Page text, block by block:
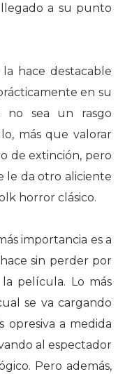
a su punto
hace destacable
en su
no sea un rasgo
más que valorar
de extinción, pero
le da otro aliciente
horror clásico.
importancia es a
sin perder por
película. Lo más
se va cargando
opresiva a medida
al espectador
Pero además,